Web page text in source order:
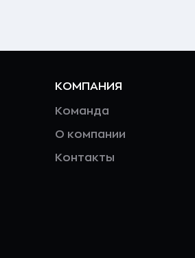
КОМПАНИЯ
Команда
О компании
Контакты